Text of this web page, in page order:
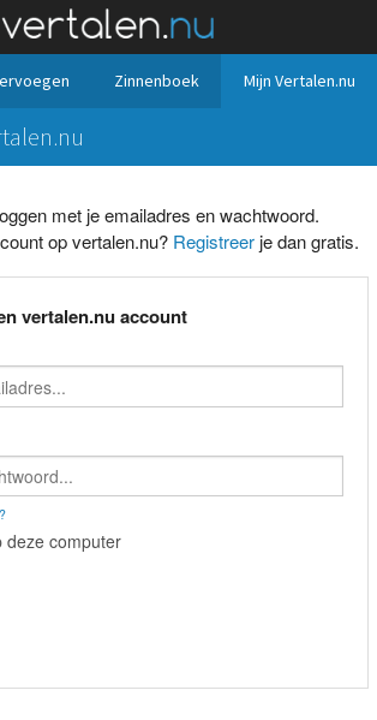
Zinnenboek Mijn Vertalen.nu
met je emailadres en wachtwoord.
op vertalen.nu? Registreerje dan gratis.
vertalen.nu account
deze computer